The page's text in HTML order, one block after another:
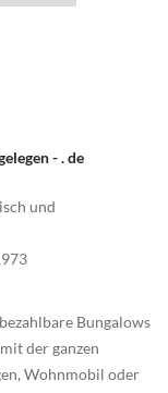
- . de
und
Bungalows
der ganzen
Wohnmobil oder